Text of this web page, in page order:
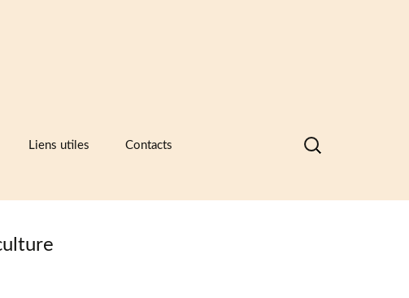
Liens utiles Contacts
Rechercher :